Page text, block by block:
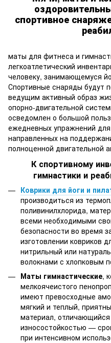
спортивное
маты для фитнеса и
легкоатлетический
человеку, занимающемуся
Спортивные снаряды будут
ведущим активный образ
опорно-двигательной
осведомлен о большой
ежедневных упражнений
направленных на
полноценной двигательной
К спортивному
гимнастики и
Коврики для йоги и
производиться из
поливинилхлорида,
всеми необходимыми
безопасности во время
изготовлении ковриков
нитрильный или
волокнами с хлопковым
Маты гимнастические,
мелкоячеистого
имеют превосходные
мягкий и теплый,
материал,
износостойкостью —
при интенсивном